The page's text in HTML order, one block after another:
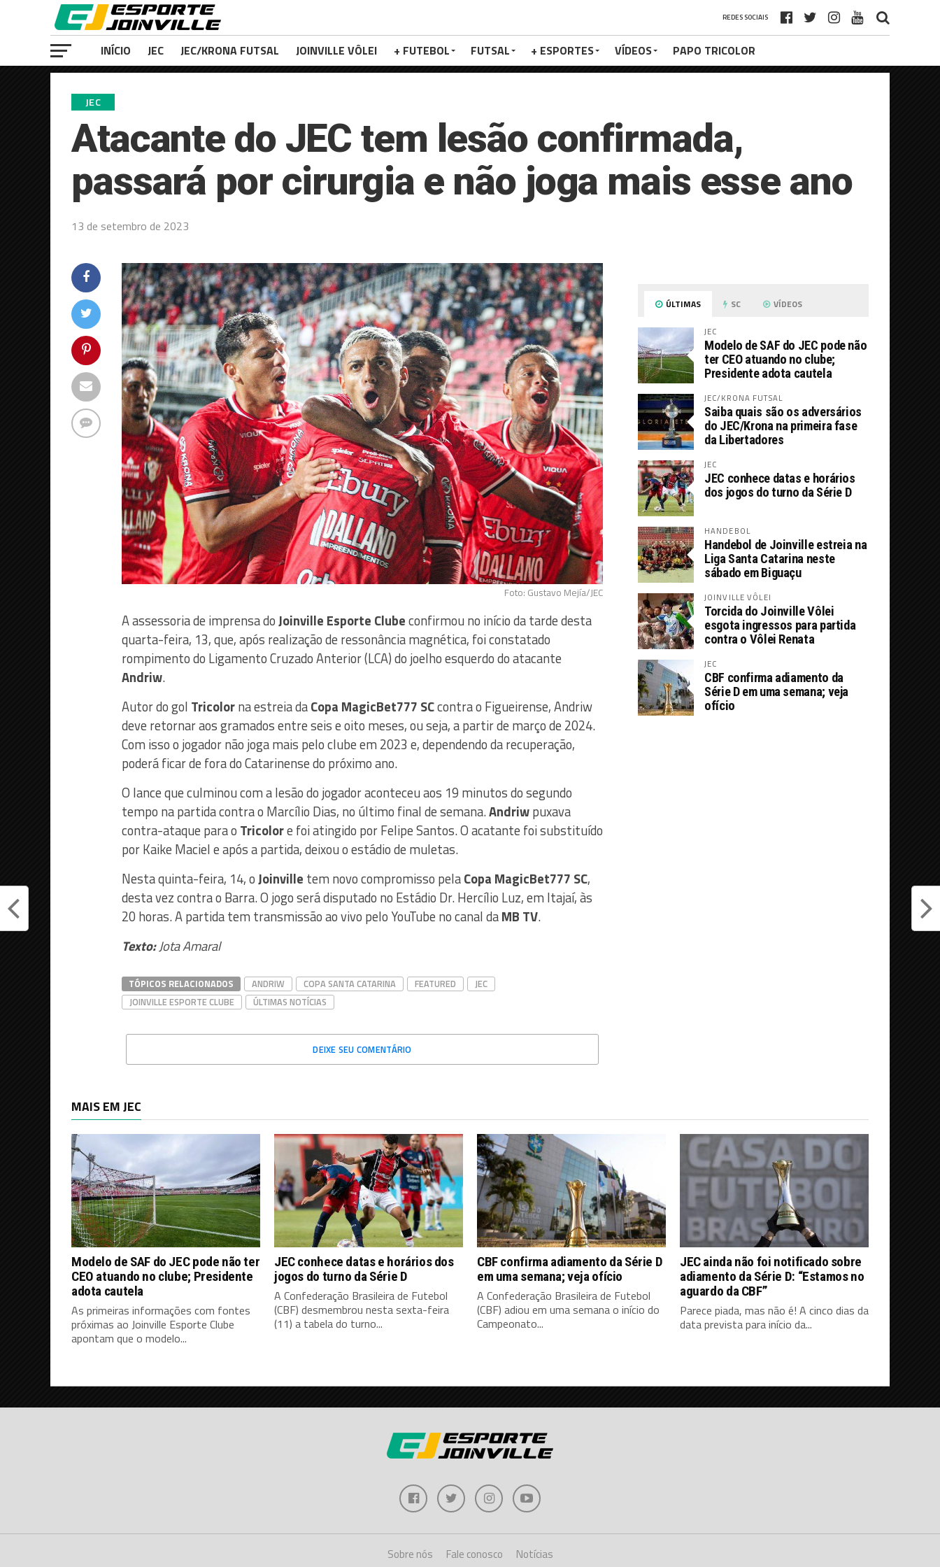
REDES SOCIAIS
INÍCIO JEC JEC/KRONA FUTSAL JOINVILLE VÔLEI + FUTEBOL FUTSAL + ESPORTES VÍDEOS PAPO TRICOLOR
JEC
Atacante do JEC tem lesão confirmada,
passará por cirurgia e não joga mais esse ano
13 de setembro de 2023
Foto: Gustavo Mejía/JEC
A assessoria de imprensa doJoinville Esporte Clubeconfirmou no início da tarde desta
quarta-feira, 13, que, após realização de ressonância magnética, foi constatado
rompimento do Ligamento Cruzado Anterior (LCA) do joelho esquerdo do atacante
Andriw.
Autor do gol Tricolorna estreia daCopa MagicBet777 SCcontra o Figueirense, Andriw
deve retornar aos gramados entre seis e oito meses, ou seja, a partir de março de 2024.
Com isso o jogador não joga mais pelo clube em 2023 e, dependendo da recuperação,
poderá ficar de fora do Catarinense do próximo ano.
O lance que culminou com a lesão do jogador aconteceu aos 19 minutos do segundo
tempo na partida contra o Marcílio Dias, no último final de semana.Andriwpuxava
contra-ataque para o Tricolore foi atingido por Felipe Santos. O acatante foi substituído
por Kaike Maciel e após a partida, deixou o estádio de muletas.
Nesta quinta-feira, 14, oJoinville tem novo compromisso pelaCopa MagicBet777 SC,
desta vez contra o Barra. O jogo será disputado no Estádio Dr. Hercílio Luz, em Itajaí, às
20 horas. A partida tem transmissão ao vivo pelo YouTube no canal daMB TV.
Texto:Jota Amaral
TÓPICOS RELACIONADOS ANDRIW COPA SANTA CATARINA FEATURED
JEC
JOINVILLE ESPORTE CLUBE
ÚLTIMAS NOTÍCIAS
DEIXE SEU COMENTÁRIO
ÚLTIMAS SC VÍDEOS
JEC
Modelo de SAF do JEC pode não
ter CEO atuando no clube;
Presidente adota cautela
JEC/KRONA FUTSAL
Saiba quais são os adversários
do JEC/Krona na primeira fase
da Libertadores
JEC
JEC conhece datas e horários
dos jogos do turno da Série D
HANDEBOL
Handebol de Joinville estreia na
Liga Santa Catarina neste
sábado em Biguaçu
JOINVILLE VÔLEI
Torcida do Joinville Vôlei
esgota ingressos para partida
contra o Vôlei Renata
JEC
CBF confirma adiamento da
Série D em uma semana; veja
ofício
MAIS EM JEC
Modelo de SAF do JEC pode não ter
CEO atuando no clube; Presidente
adota cautela
As primeiras informações com fontes
próximas ao Joinville Esporte Clube
apontam que o modelo...
JEC conhece datas e horários dos
jogos do turno da Série D
A Confederação Brasileira de Futebol
(CBF) desmembrou nesta sexta-feira
(11) a tabela do turno...
CBF confirma adiamento da Série D
em uma semana; veja ofício
A Confederação Brasileira de Futebol
(CBF) adiou em uma semana o início do
Campeonato...
JEC ainda não foi notificado sobre
adiamento da Série D: “Estamos no
aguardo da CBF”
Parece piada, mas não é! A cinco dias da
data prevista para início da...
Sobre nós Fale conosco Notícias